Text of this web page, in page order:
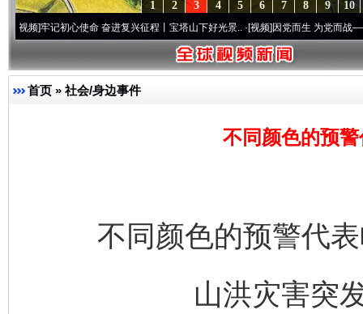
10
9
8
7
6
5
4
3
2
1
奋进复兴征程丨宝塔山下好光景..·[视频]因党而生 为党而战——百年“纪”事⑧加强
首页 » 社会/身边事件
不同颜色的预
不同颜色的预警代表
山洪灾害突